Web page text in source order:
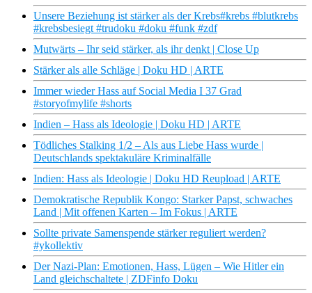
Unsere Beziehung ist stärker als der Krebs#krebs #blutkrebs
#krebsbesiegt #trudoku #doku #funk #zdf
Mutwärts – Ihr seid stärker, als ihr denkt | Close Up
Stärker als alle Schläge | Doku HD | ARTE
Immer wieder Hass auf Social Media I 37 Grad
#storyofmylife #shorts
Indien – Hass als Ideologie | Doku HD | ARTE
Tödliches Stalking 1/2 – Als aus Liebe Hass wurde |
Deutschlands spektakuläre Kriminalfälle
Indien: Hass als Ideologie | Doku HD Reupload | ARTE
Demokratische Republik Kongo: Starker Papst, schwaches
Land | Mit offenen Karten – Im Fokus | ARTE
Sollte private Samenspende stärker reguliert werden?
#ykollektiv
Der Nazi-Plan: Emotionen, Hass, Lügen – Wie Hitler ein
Land gleichschaltete | ZDFinfo Doku